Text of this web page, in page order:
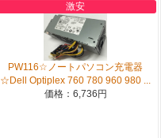
激安
PW116☆ノートパソコン充電器
☆Dell Optiplex 760 780 960 980 ...
価格：6,736円